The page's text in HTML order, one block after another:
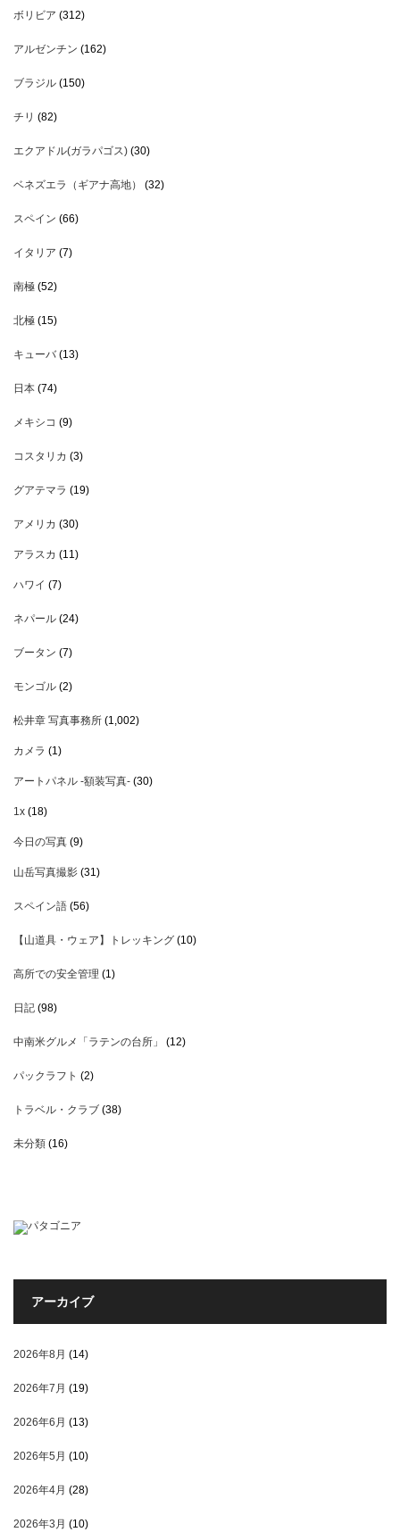
ボリビア (312)
アルゼンチン (162)
ブラジル (150)
チリ (82)
エクアドル(ガラパゴス) (30)
ベネズエラ（ギアナ高地） (32)
スペイン (66)
イタリア (7)
南極 (52)
北極 (15)
キューバ(13)
日本 (74)
メキシコ (9)
コスタリカ (3)
グアテマラ (19)
アメリカ (30)
アラスカ (11)
ハワイ (7)
ネパール (24)
ブータン (7)
モンゴル (2)
松井章 写真事務所 (1,002)
カメラ (1)
アートパネル -額装写真- (30)
1x (18)
今日の写真 (9)
山岳写真撮影 (31)
スペイン語 (56)
【山道具・ウェア】トレッキング (10)
高所での安全管理 (1)
日記 (98)
中南米グルメ「ラテンの台所」 (12)
パックラフト (2)
トラベル・クラブ (38)
未分類 (16)
アーカイブ
2026年8月 (14)
2026年7月 (19)
2026年6月 (13)
2026年5月 (10)
2026年4月 (28)
2026年3月 (10)